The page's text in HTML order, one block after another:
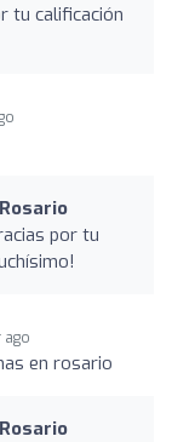
tu calificación
por tu
ago
en rosario